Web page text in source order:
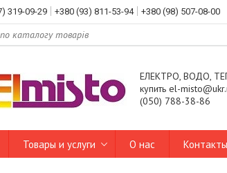
319-09-29 +380 (93) 811-53-94 +380 (98) 507-08-00
ЕЛЕКТРО, ВОДО,
купить el-
(050) 788-38-86
Товары и услуги О нас Контакты